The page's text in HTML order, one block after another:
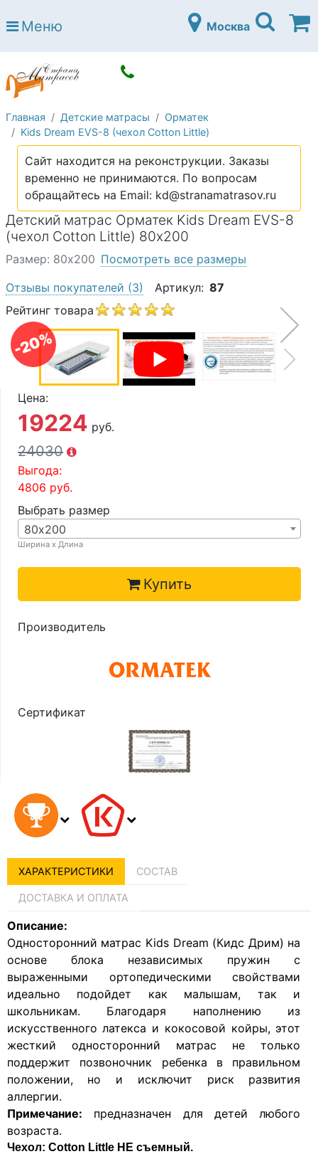
Страна матрасов
Open submenu (Матрасы)
Open submenu (Кровати)
Кровати
Open submenu (Аксессуары)
Open submenu (Диваны)
Диваны
Open submenu (Постельное белье)
Постельное белье
Open submenu (Мебель)
Мебель
Open submenu (Основания)
Основания
Open submenu (Детские матрасы)
Детские матрасы
Open submenu (Детские кровати)
Детские кровати
Open submenu (Шкафы)
Шкафы
О компании
Контакты
Доставка по городу
Меню Москва
Главная Детские матрасы
Орматек
Kids Dream EVS-8 (чехол Cotton Little)
Сайт находится на реконструкции. Заказы
временно не принимаются. По вопросам
обращайтесь на Email: kd@stranamatrasov.ru
Детский матрас Орматек Kids Dream EVS-8
(чехол Cotton Little) 80х200
-20%
Размер: 80х200 Посмотреть все размеры
Отзывы покупателей (3) Артикул: 87
Рейтинг товара
Цена:
19224 руб.
24030
Выгода:
4806 руб.
Выбрать размер
80х200
Ширина х Длина
Купить
Производитель
Сертификат
ХАРАКТЕРИСТИКИ СОСТАВ
ДОСТАВКА И ОПЛАТА
Описание:
Односторонний матрас Kids Dream (Кидс Дрим) на
основе блока независимых пружин с
выраженными ортопедическими свойствами
идеально подойдет как малышам, так и
школьникам. Благодаря наполнению из
искусственного латекса и кокосовой койры, этот
жесткий односторонний матрас не только
поддержит позвоночник ребенка в правильном
положении, но и исключит риск развития
аллергии.
Примечание: предназначен для детей любого
возраста.
Чехол: Cotton Little НЕ съемный.